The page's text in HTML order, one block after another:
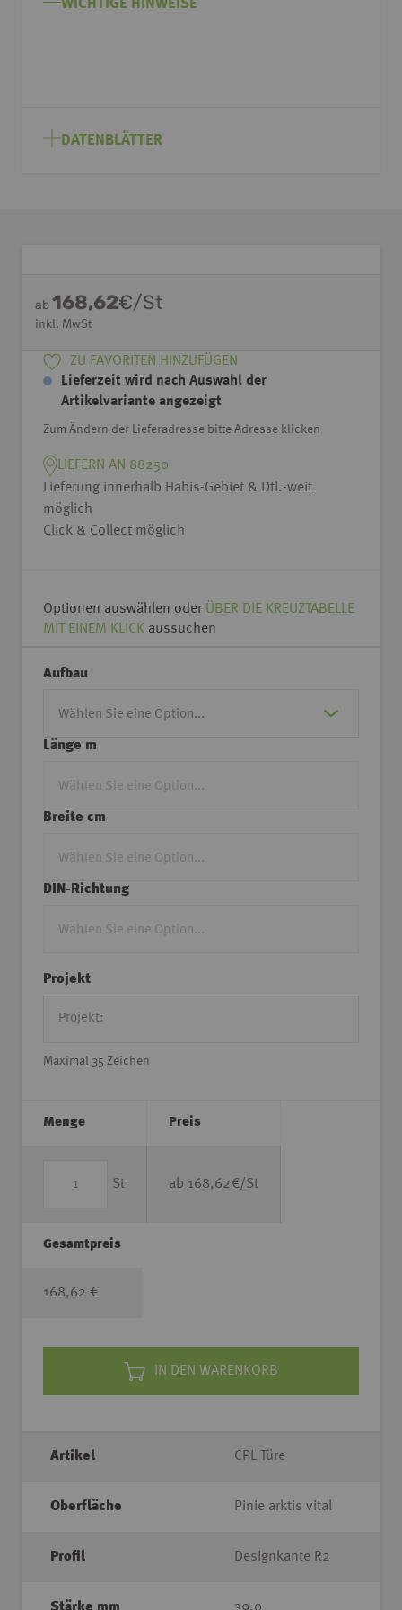
WICHTIGE HINWEISE
DATENBLÄTTER
ab168,62€/St
inkl. MwSt
ZU FAVORITEN HINZUFÜGEN
Lieferzeit wird nach Auswahl der
Artikelvariante angezeigt
Zum Ändern der Lieferadresse bitte Adresse klicken
LIEFERN AN 88250
Lieferung innerhalb Habis-Gebiet & Dtl.-weit
möglich
Click & Collect möglich
Optionen auswählen oder ÜBER DIE KREUZTABELLE
MIT EINEM KLICK aussuchen
Aufbau
Länge m
Breite cm
DIN-Richtung
Projekt
Maximal 35 Zeichen
Menge
St
Preis
ab 168,62€/St
Gesamtpreis
168,62 €
IN DEN WARENKORB
Artikel CPL Türe
Oberfläche Pinie arktis vital
Profil Designkante R2